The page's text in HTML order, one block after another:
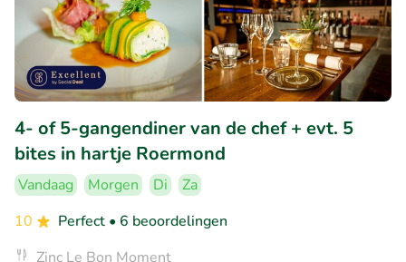
4- of 5-gangendiner van de chef + evt. 5
bites in hartje Roermond
Vandaag Morgen Di
Za
10
Perfect • 6 beoordelingen
Zinc Le Bon Moment